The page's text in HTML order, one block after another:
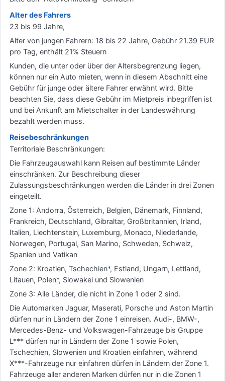
Alter des Fahrers
23 bis 99 Jahre,
Alter von jungen Fahrern: 18 bis 22 Jahre, Gebühr 21.39 EUR
pro Tag, enthält 21% Steuern
Kunden, die unter oder über der Altersbegrenzung liegen,
können nur ein Auto mieten, wenn in diesem Abschnitt eine
Gebühr für junge oder ältere Fahrer erwähnt wird. Bitte
beachten Sie, dass diese Gebühr im Mietpreis inbegriffen ist
und bei Ankunft am Mietschalter in der Landeswährung
bezahlt werden muss.
Reisebeschränkungen
Territoriale Beschränkungen:
Die Fahrzeugauswahl kann Reisen auf bestimmte Länder
einschränken. Zur Beschreibung dieser
Zulassungsbeschränkungen werden die Länder in drei Zonen
eingeteilt.
Zone 1: Andorra, Österreich, Belgien, Dänemark, Finnland,
Frankreich, Deutschland, Gibraltar, Großbritannien, Irland,
Italien, Liechtenstein, Luxemburg, Monaco, Niederlande,
Norwegen, Portugal, San Marino, Schweden, Schweiz,
Spanien und Vatikan
Zone 2: Kroatien, Tschechien*, Estland, Ungarn, Lettland,
Litauen, Polen*, Slowakei und Slowenien
Zone 3: Alle Länder, die nicht in Zone 1 oder 2 sind.
Die Automarken Jaguar, Maserati, Porsche und Aston Martin
dürfen nur in Ländern der Zone 1 einreisen. Audi-, BMW-,
Mercedes-Benz- und Volkswagen-Fahrzeuge bis Gruppe
L*** dürfen nur in Ländern der Zone 1 sowie Polen,
Tschechien, Slowenien und Kroatien einfahren, während
X***-Fahrzeuge nur einfahren dürfen in Ländern der Zone 1.
Fahrzeuge aller anderen Marken dürfen nur in die Zonen 1